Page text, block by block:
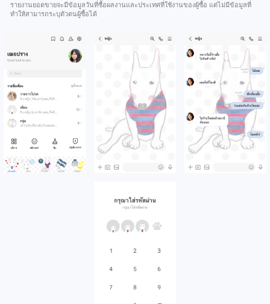
รายงานยอดขายจะมีข้อมูลวันที่ซื้อผลงานและประเทศที่ใช้งานของผู้ซื้อ แต่ไม่มีข้อมูลที่
ทำให้สามารถระบุตัวตนผู้ซื้อได้